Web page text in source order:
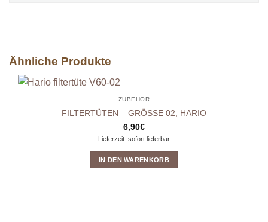
Ähnliche Produkte
ZUBEHÖR
FILTERTÜTEN – GRÖSSE 02, HARIO
6,90€
Lieferzeit: sofort lieferbar
IN DEN WARENKORB